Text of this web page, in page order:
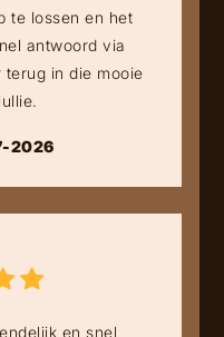
te lossen en het
antwoord via
terug in die mooie
2026
en snel